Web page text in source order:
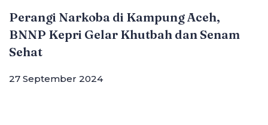
Perangi Narkoba di Kampung Aceh,
BNNP Kepri Gelar Khutbah dan Senam
Sehat
27 September 2024